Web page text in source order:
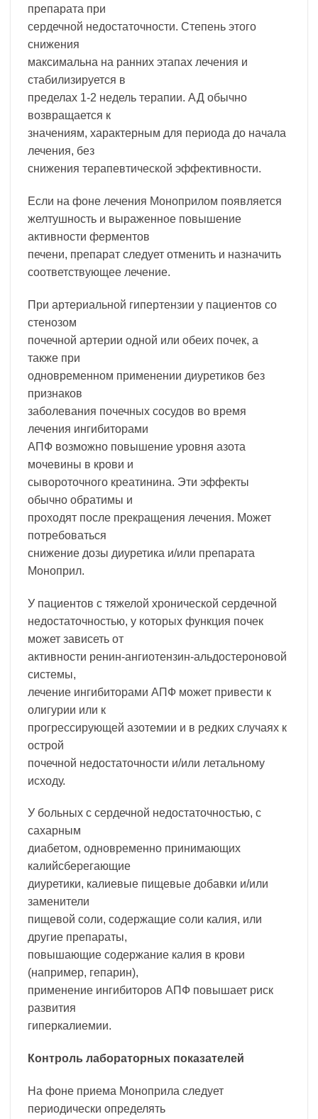
препарата при
сердечной недостаточности. Степень этого
снижения
максимальна на ранних этапах лечения и
стабилизируется в
пределах 1-2 недель терапии. АД обычно
возвращается к
значениям, характерным для периода до начала
лечения, без
снижения терапевтической эффективности.
Если на фоне лечения Моноприлом появляется
желтушность и выраженное повышение
активности ферментов
печени, препарат следует отменить и назначить
соответствующее лечение.
При артериальной гипертензии у пациентов со
стенозом
почечной артерии одной или обеих почек, а
также при
одновременном применении диуретиков без
признаков
заболевания почечных сосудов во время
лечения ингибиторами
АПФ возможно повышение уровня азота
мочевины в крови и
сывороточного креатинина. Эти эффекты
обычно обратимы и
проходят после прекращения лечения. Может
потребоваться
снижение дозы диуретика и/или препарата
Моноприл.
У пациентов с тяжелой хронической сердечной
недостаточностью, у которых функция почек
может зависеть от
активности ренин-ангиотензин-альдостероновой
системы,
лечение ингибиторами АПФ может привести к
олигурии или к
прогрессирующей азотемии и в редких случаях к
острой
почечной недостаточности и/или летальному
исходу.
У больных с сердечной недостаточностью, с
сахарным
диабетом, одновременно принимающих
калийсберегающие
диуретики, калиевые пищевые добавки и/или
заменители
пищевой соли, содержащие соли калия, или
другие препараты,
повышающие содержание калия в крови
(например, гепарин),
применение ингибиторов АПФ повышает риск
развития
гиперкалиемии.
Контроль лабораторных показателей
На фоне приема Моноприла следует
периодически определять